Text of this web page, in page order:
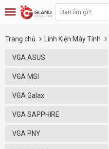
Trang chủ Linh Kiện Máy Tính
VGA ASUS
VGA MSI
VGA Galax
VGA SAPPHIRE
VGA PNY